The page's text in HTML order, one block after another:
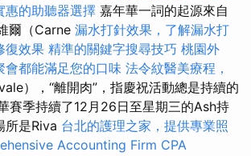
惠的助聽器選擇 嘉年華一詞的起源來自
爾（Carne 漏水打針效果，了解漏水打
復效果 精準的關鍵字搜尋技巧 桃園外
會都能滿足您的口味 法令紋醫美療程，
），“離開肉”，指慶祝活動總是持續的
賽季持續了12月26日至星期三的Ash持
所是Riva 台北的護理之家，提供專業照
Accounting Firm CPA